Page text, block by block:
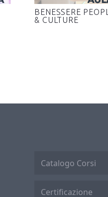
BENESSERE
& CULTURE
Catalogo Corsi
Certificazione